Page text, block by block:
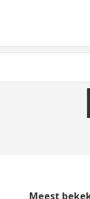
Meest